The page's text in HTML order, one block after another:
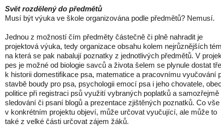
Svět rozdělený do předmětů
Musí být výuka ve škole organizována podle předmětů? Nemusí.
Jednou z možností čím předměty částečně či plně nahradit je
projektová výuka, tedy organizace obsahu kolem nejrůznějších
na která se pak nabalují poznatky z jednotlivých předmětů. V
pes je možné od biologie savců a života šelem se plynule dostat
k historii domestifikace psa, matematice a pracovnímu vyučování
stavbě boudy pro psa, psychologii emocí psa i jeho chovatele,
politice při registraci psů využití vybraných poplatků a samozřejmě
sledování či psaní blogů a prezentace zjištěných poznatků. Co
v konkrétním projektu objeví, může určovat vyučující, ale může to
také z velké části určovat zájem žáků.